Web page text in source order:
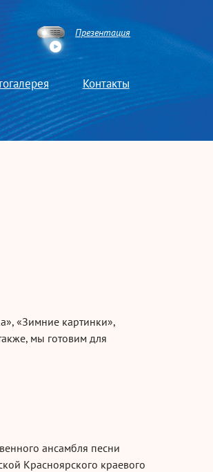
Презентация
Контакты
«Зимние картинки»,
мы готовим для
ансамбля песни
Красноярского краевого